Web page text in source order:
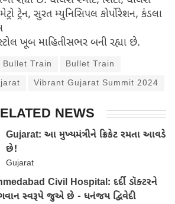
ટ્રેન, સુરત મ્યુનિસિપલ કોર્પોરેશન, કંડલા
ખૂબ માહિતીસભર બની રહ્યા છે.
Bullet Train
Bullet Train
Vibrant Gujarat Summit 2024
NEWS
Gujarat: આ મુખ્યમંત્રીને ક્રિકેટ રમતા આવડે
છે!
Gujarat
Civil Hospital: દર્દી ડૉક્ટરને
સ્વરૂપે જુએ છે - ધનંજય દ્વિવેદી